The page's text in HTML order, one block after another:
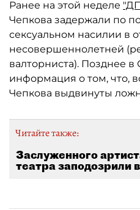
Ранее на этой неделе
Чепкова задержали по
сексуальном насилии в
несовершеннолетней
валторниста). Позднее
информация о том, что,
Чепкова выдвинуты
Читайте также:
Заслуженного
театра заподозрили